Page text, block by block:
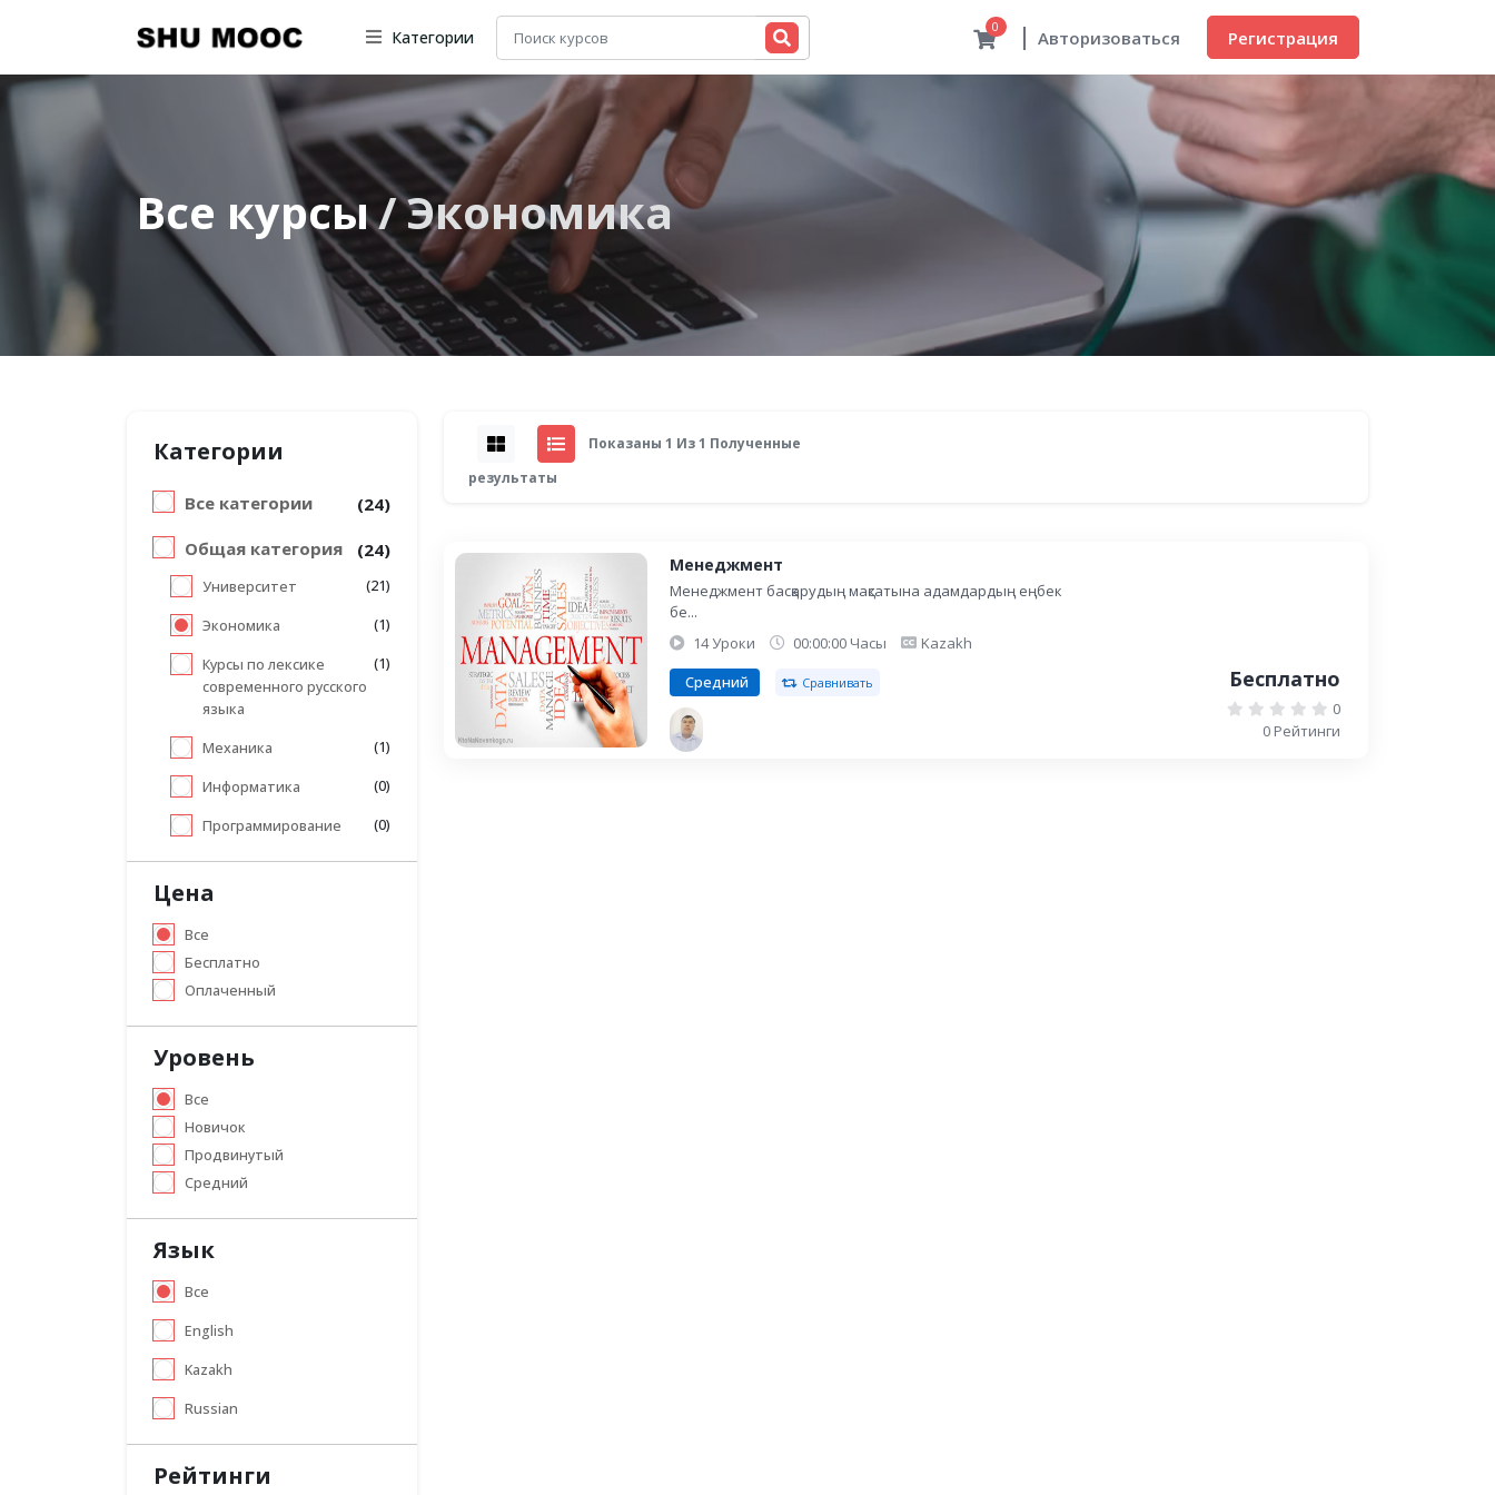
Категории
0
Авторизоваться Регистрация
Все курсы Экономика
Категории
Все категории
(24)
Общая категория
(24)
Университет (21)
Экономика (1)
Курсы по лексике
современного русского
языка
(1)
Механика (1)
Информатика (0)
Программирование (0)
Цена
Все
Бесплатно
Оплаченный
Уровень
Все
Новичок
Продвинутый
Средний
Язык
Все
English
Kazakh
Russian
Рейтинги
Показаны 1 Из 1 Полученные
результаты
Менеджмент
Менеджмент басқарудың мақсатына адамдардың еңбек
бе...
14 Уроки
00:00:00 Часы
Kazakh
Средний
Сравнивать Бесплатно
0
0 Рейтинги